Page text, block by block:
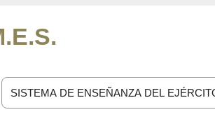
Categorías